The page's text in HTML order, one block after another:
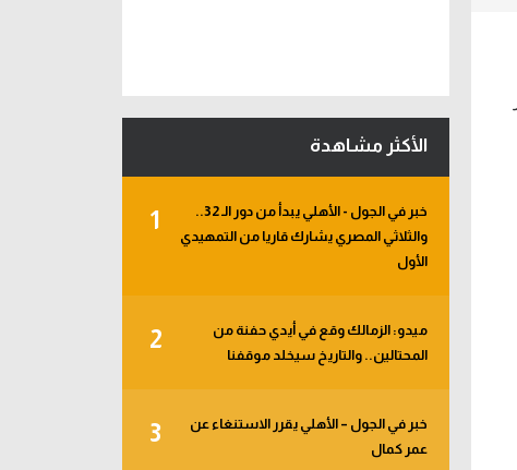
الأكثر مشاهدة
1
خبر في الجول - الأهلي يبدأ من دور الـ 32..
والثلاثي المصري يشارك قاريا من التمهيدي
الأول
2
ميدو: الزمالك وقع في أيدي حفنة من
المحتالين.. والتاريخ سيخلد موقفنا
3
خبر في الجول – الأهلي يقرر الاستنغاء عن
عمر كمال